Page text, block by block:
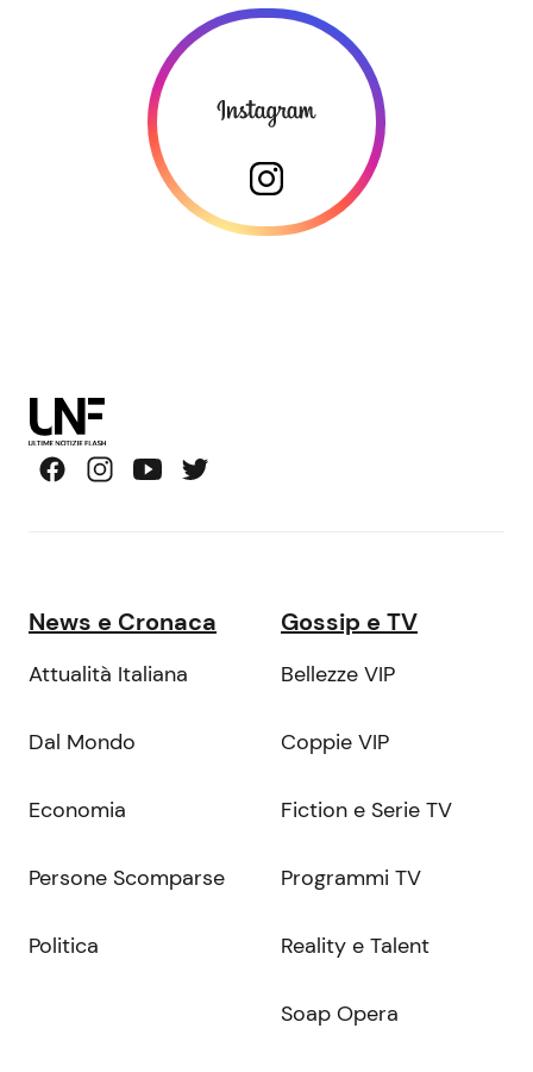
News e Cronaca
Attualità Italiana
Dal Mondo
Economia
Persone Scomparse
Politica
Gossip e TV
Bellezze VIP
Coppie VIP
Fiction e Serie TV
Programmi TV
Reality e Talent
Soap Opera